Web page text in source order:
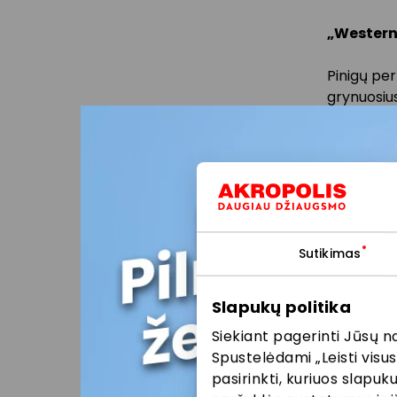
Sutikimas
Slapukų politika
Siekiant pagerinti Jūsų
Spustelėdami „Leisti
pasirinkti, kuriuos
Pinigų
fizinius